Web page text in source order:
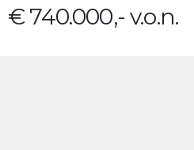
€ 740.000,- v.o.n.